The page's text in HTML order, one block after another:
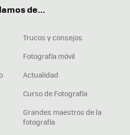
de...
Trucos y consejos
Fotografía móvil
Actualidad
Curso de Fotografía
Grandes maestros de la
fotografía